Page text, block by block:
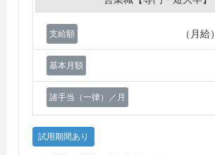
支給額 （月給）
基本月額
諸手当（一律）／月
試用期間あり